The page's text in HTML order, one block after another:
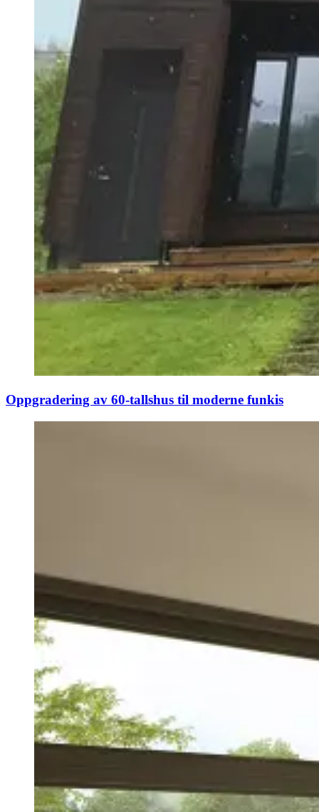
Oppgradering av 60-tallshus til moderne funkis